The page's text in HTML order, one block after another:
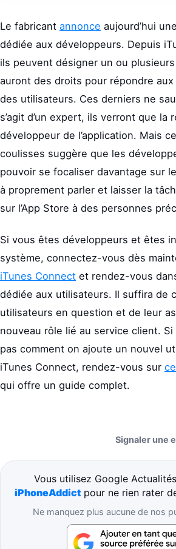
Le fabricant annonce aujourd’hui
dédiée aux développeurs. Depuis
ils peuvent désigner un ou
auront des droits pour répondre aux
des utilisateurs. Ces derniers ne
s’agit d’un expert, ils verront que la
développeur de l’application. Mais
coulisses suggère que les
pouvoir se focaliser davantage sur
à proprement parler et laisser la
sur l’App Store à des personnes
Si vous êtes développeurs et êtes
système, connectez-vous dès
iTunes Connect et rendez-vous
dédiée aux utilisateurs. Il suffira de
utilisateurs en question et de leur
nouveau rôle lié au service client.
pas comment on ajoute un nouvel
iTunes Connect, rendez-vous sur
qui offre un guide complet.
Signaler une
Vous utilisez Google
iPhoneAddict pour ne rien rater
Ne manquez plus aucune de nos